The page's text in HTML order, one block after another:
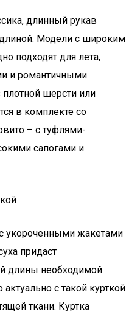
длинный рукав
Модели с широким
подходят для лета,
и романтичными
шерсти или
в комплекте со
– с туфлями-
сапогами и
укороченными жакетами
придаст
длины необходимой
с такой курткой
ткани. Куртка